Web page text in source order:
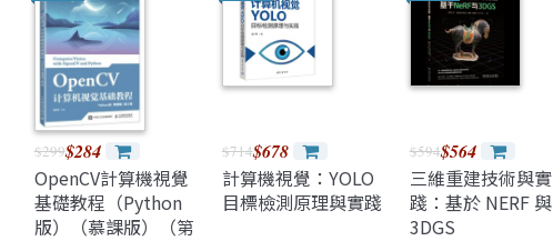
$299$284
OpenCV計算機視覺
基礎教程（Python
版）（慕課版）（第
$714$678
計算機視覺：YOLO
目標檢測原理與實踐
$594$564
三維重建技術與實
踐：基於 NERF 與
3DGS